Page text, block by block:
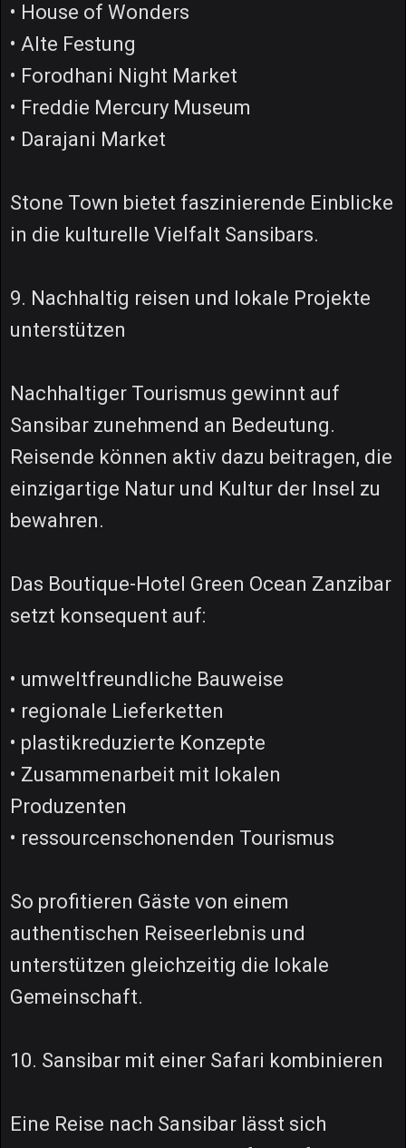
• House of Wonders
• Alte Festung
• Forodhani Night Market
• Freddie Mercury Museum
• Darajani Market
Stone Town bietet faszinierende Einblicke
in die kulturelle Vielfalt Sansibars.
9. Nachhaltig reisen und lokale Projekte
unterstützen
Nachhaltiger Tourismus gewinnt auf
Sansibar zunehmend an Bedeutung.
Reisende können aktiv dazu beitragen, die
einzigartige Natur und Kultur der Insel zu
bewahren.
Das Boutique-Hotel Green Ocean Zanzibar
setzt konsequent auf:
• umweltfreundliche Bauweise
• regionale Lieferketten
• plastikreduzierte Konzepte
• Zusammenarbeit mit lokalen
Produzenten
• ressourcenschonenden Tourismus
So profitieren Gäste von einem
authentischen Reiseerlebnis und
unterstützen gleichzeitig die lokale
Gemeinschaft.
10. Sansibar mit einer Safari kombinieren
Eine Reise nach Sansibar lässt sich